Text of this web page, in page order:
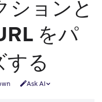
ションと
をパ
する
Ask AI